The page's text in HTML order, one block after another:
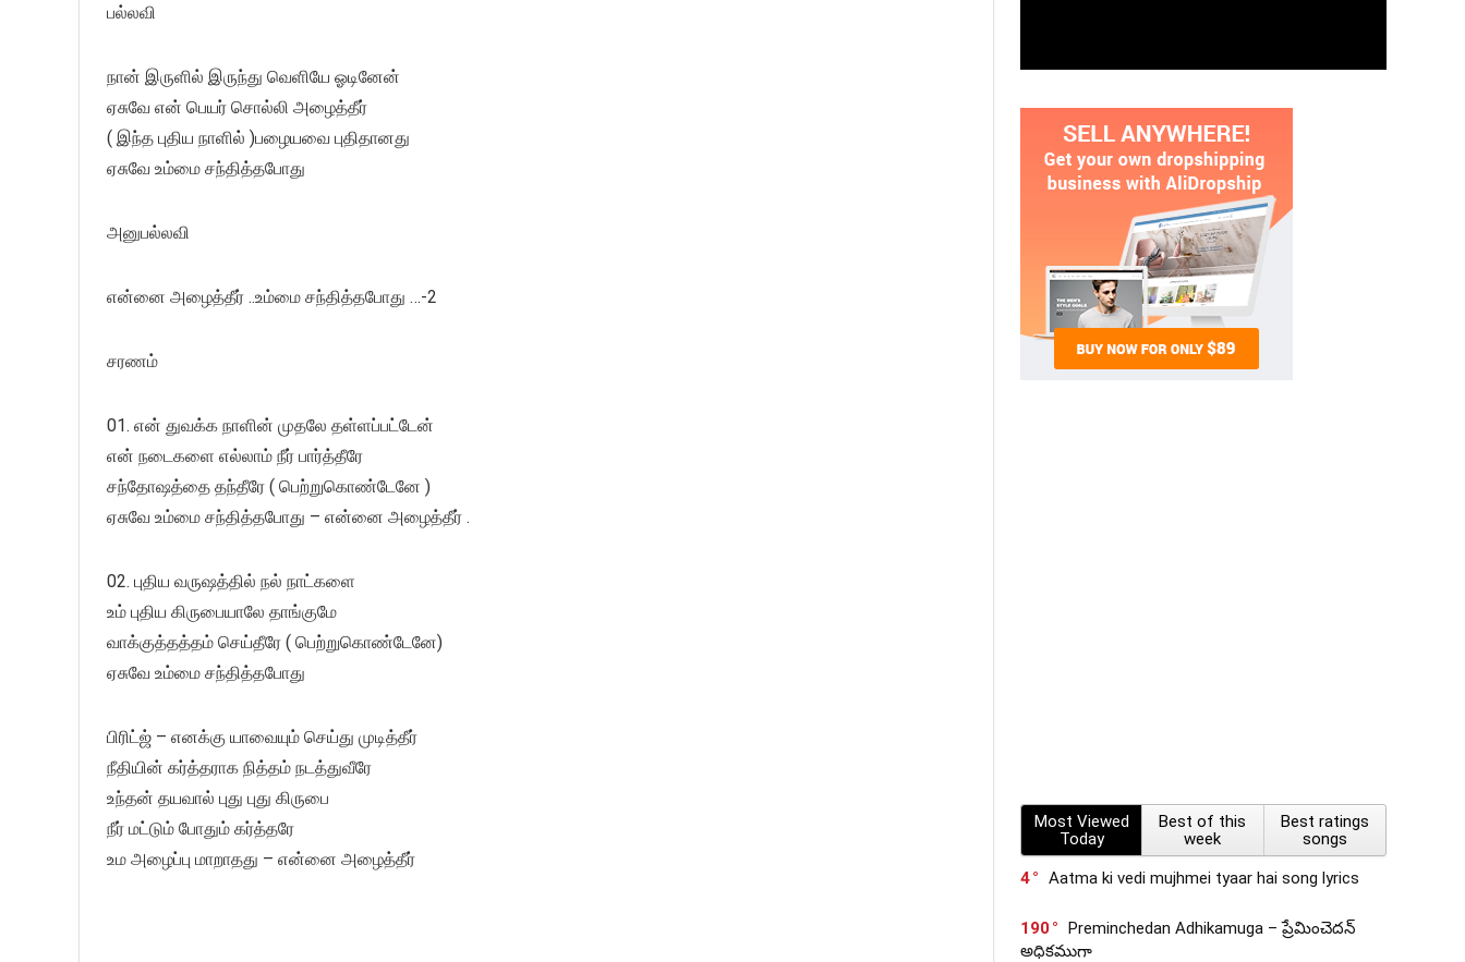
பல்லவி
நான் இருளில் இருந்து வெளியே ஓடினேன்
ஏசுவே என் பெயர் சொல்லி அழைத்தீர்
( இந்த புதிய நாளில் )பழையவை புதிதானது
ஏசுவே உம்மை சந்தித்தபோது
அனுபல்லவி
என்னை அழைத்தீர் ..உம்மை சந்தித்தபோது …-2
சரணம்
01. என் துவக்க நாளின் முதலே தள்ளப்பட்டேன்
என் நடைகளை எல்லாம் நீர் பார்த்தீரே
சந்தோஷத்தை தந்தீரே ( பெற்றுகொண்டேனே )
ஏசுவே உம்மை சந்தித்தபோது – என்னை அழைத்தீர் .
02. புதிய வருஷத்தில் நல் நாட்களை
உம் புதிய கிருபையாலே தாங்குமே
வாக்குத்தத்தம் செய்தீரே ( பெற்றுகொண்டேனே)
ஏசுவே உம்மை சந்தித்தபோது
பிரிட்ஜ் – எனக்கு யாவையும் செய்து முடித்தீர்
நீதியின் கர்த்தராக நித்தம் நடத்துவீரே
உந்தன் தயவால் புது புது கிருபை
நீர் மட்டும் போதும் கர்த்தரே
உம அழைப்பு மாறாதது – என்னை அழைத்தீர்
Most Viewed
Today
Best of this
week
Best ratings
songs
4
Aatma ki vedi mujhmei tyaar hai song lyrics
190
Preminchedan Adhikamuga – ప్రేమించెదన్
అధికముగా